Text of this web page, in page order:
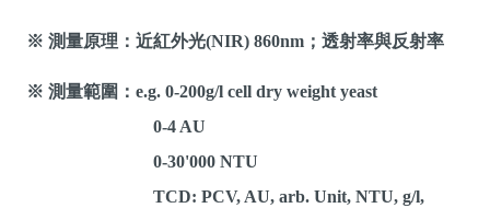
※ 測量原理：近紅外光(NIR) 860nm；透射率與反射率
※ 測量範圍：e.g. 0-200g/l cell dry weight yeast
0-4 AU
0-30'000 NTU
TCD: PCV, AU, arb. Unit, NTU, g/l,